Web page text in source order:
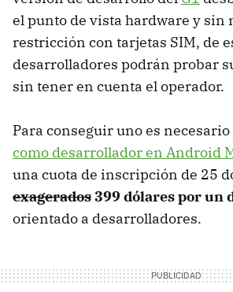
el punto de vista hardware y sin
restricción con tarjetas SIM, de
desarrolladores podrán probar
sin tener en cuenta el operador.
Para conseguir uno es necesario
como desarrollador en Android
una cuota de inscripción de 25
exagerados399 dólares por un
orientado a desarrolladores.